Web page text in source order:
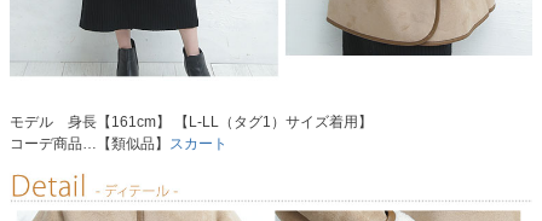
モデル 身長【161cm】 【L-LL（タグ1）サイズ着用】
コーデ商品…【類似品】 スカート